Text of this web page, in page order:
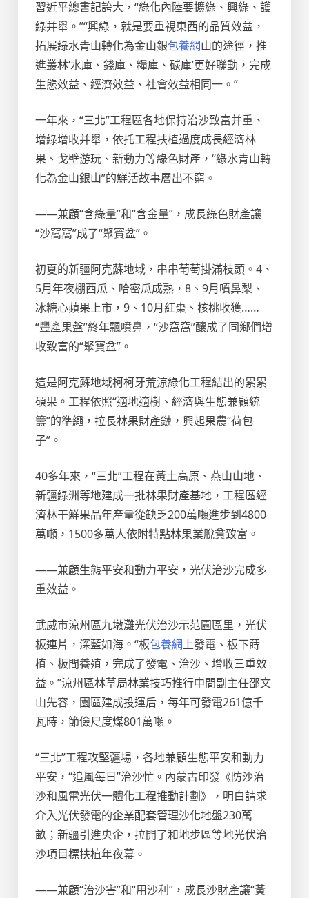
習近平總書記誇大，“綠化內陸要擴綠、興綠、護
綠并舉。”“興綠，就是要重視東西的品質效益，
拓展綠水青山轉化為金山銀包養網山的途徑，推
進叢林‘水庫、錢庫、糧庫、碳庫’更好聯動，完成
生態效益、經濟效益、社會效益相同一。”
一年來，“三北”工程區各地保持治沙致富并重、
增綠增收并舉，依托工程扶植過度成長經濟林
果、戈壁游玩、新動力等綠色財產，“綠水青山轉
化為金山銀山”的鮮活故事層出不窮。
——兼顧“含綠量”和“含金量”，成長綠色財產讓
“沙窩窩”成了“聚寶盆”。
初夏的新疆阿克蘇地域，串串葡萄掛滿枝頭。4、
5月年夜棚西瓜、哈密瓜成熟，8、9月噴鼻梨、
冰糖心蘋果上市，9、10月紅棗、核桃收獲……
“豐產果盤”終年飄噴鼻，“沙窩窩”釀成了同鄉們增
收致富的“聚寶盆”。
這是阿克蘇地域柯柯牙荒涼綠化工程結出的累累
碩果。工程依照“適地適樹、經濟與生態兼顧統
籌”的準繩，拉長林果財產鏈，興起果農“荷包
子”。
40多年來，“三北”工程在黃土高原、燕山山地、
新疆綠洲等地建成一批林果財產基地，工程區經
濟林干鮮果品年產量從缺乏200萬噸進步到4800
萬噸，1500多萬人依附特點林果業脫貧致富。
——兼顧生態平安和動力平安，光伏治沙完成多
重效益。
武威市涼州區九墩灘光伏治沙示范園區里，光伏
板連片，深藍如海。“板包養網上發電、板下蒔
植、板間養殖，完成了發電、治沙、增收三重效
益。”涼州區林草局林業技巧推行中間副主任邵文
山先容，園區建成投運后，每年可發電261億千
瓦時，節儉尺度煤801萬噸。
“三北”工程攻堅疆場，各地兼顧生態平安和動力
平安，“追風每日”治沙忙。內蒙古印發《防沙治
沙和風電光伏一體化工程推動計劃》，明白請求
介入光伏發電的企業配套管理沙化地盤230萬
畝；新疆引進央企，拉開了和地步區等地光伏治
沙項目標扶植年夜幕。
——兼顧“治沙害”和“用沙利”，成長沙財產讓“黃